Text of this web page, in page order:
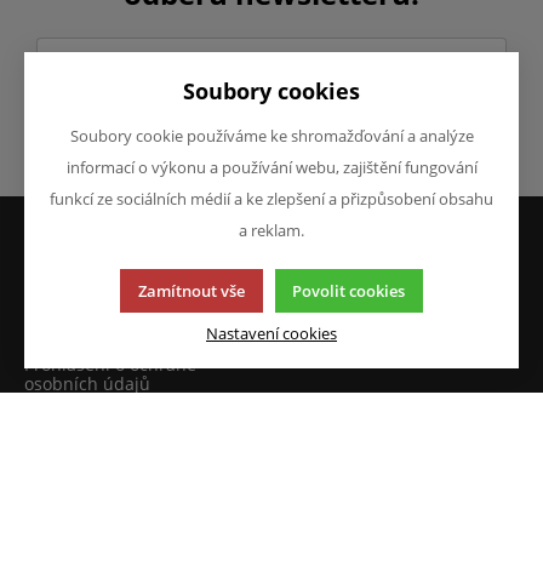
Odeslat
VŠE O NÁKUPU
Prohlášení o ochraně
osobních údajů
O FIRMĚ
Kontakty
Soubory cookies
Soubory cookie používáme ke shromažďování a analýze
informací o výkonu a používání webu, zajištění fungování
funkcí ze sociálních médií a ke zlepšení a přizpůsobení obsahu
a reklam.
Zamítnout vše Povolit cookies
Nastavení cookies